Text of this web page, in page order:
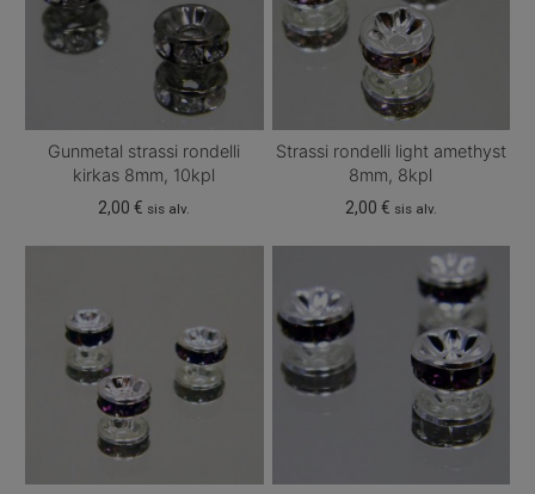
Gunmetal strassi rondelli
kirkas 8mm, 10kpl
2,00€ sis alv.
Strassi rondelli light amethyst
8mm, 8kpl
2,00 € sis alv.